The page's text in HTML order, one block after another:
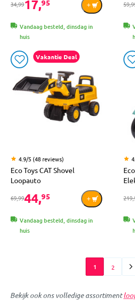
34,9917,95
Vandaag besteld, dinsdag in
huis
Vakantie Deal
4.9/5 (48 reviews)
Eco Toys CAT Shovel
Loopauto
69,9944,95
Vandaag besteld, dinsdag in
huis
1 2
Bekijk ook ons volledige assortiment